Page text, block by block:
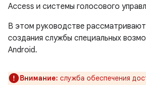
Access и системы голосового
В этом руководстве
создания службы специальных
Android.
Внимание: служба обеспечения